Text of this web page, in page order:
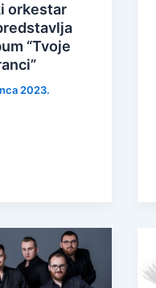
orkestar
“Tvoje
2023.